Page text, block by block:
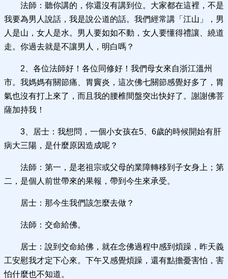
法師：聽你講的，你還沒有講到位。大家都在這裡，不是
我要為男人說話，我是說公道的話。我們經常講「江山」，男
人是山，女人是水。男人要如如不動，女人要懂得禮讓、繞道
走。你過去就是不讓男人，明白嗎？
2、各位法師好！各位同修好！我們母女來自浙江溫州
市。我媽媽有關節痛、胃竇炎，這次佛七關節感覺好多了，胃
氣也沒有打上來了，而且我的腰椎間盤突出快好了。謝謝佛菩
薩加持我！
3、居士：我想問，一個小女孩在5、6歲的時候開始有肝
病大三陽，是什麼原因造成呢？
法師：第一，是老祖宗或父母的業障轉移到子女身上；第
二，是個人前世帶來的果報，帶到今生來承受。
居士：那今生我們該怎麼去做？
法師：交命給佛。
居士：說到交命給佛，就在念佛過程中感到煩躁，昨天義
工安慰我才定下心來。下午又感覺煩躁，還有點擔憂害怕，害
怕什麼也不知道。